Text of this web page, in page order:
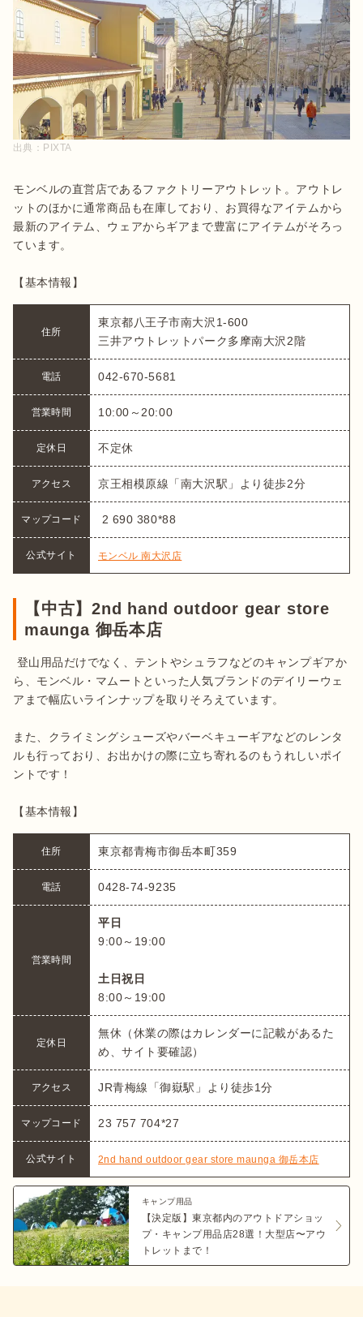
出典： PIXTA
モンベルの直営店であるファクトリーアウトレット。アウトレ
ットのほかに通常商品も在庫しており、お買得なアイテムから
最新のアイテム、ウェアからギアまで豊富にアイテムがそろっ
ています。
【基本情報】
住所
東京都八王子市南大沢1-600
三井アウトレットパーク多摩南大沢2階
電話 042-670-5681
営業時間 10:00～20:00
定休日 不定休
アクセス 京王相模原線「南大沢駅」より徒歩2分
マップコード 2 690 380*88
公式サイト モンベル 南大沢店
【中古】2nd hand outdoor gear store
maunga 御岳本店
ら、モンベル・マムートといった人気ブランドのデイリーウェ
アまで幅広いラインナップを取りそろえています。
また、クライミングシューズやバーベキューギアなどのレンタ
ルも行っており、お出かけの際に立ち寄れるのもうれしいポイ
ントです！
【基本情報】
住所 東京都青梅市御岳本町359
電話 0428-74-9235
営業時間
平日
9:00～19:00
土日祝日
定休日
無休（休業の際はカレンダーに記載があるた
め、サイト要確認）
アクセス JR青梅線「御嶽駅」より徒歩1分
マップコード 23 757 704*27
公式サイト 2nd hand outdoor gear store maunga 御岳本店
キャンプ用品
【決定版】東京都内のアウトドアショッ
プ・キャンプ用品店28選！大型店〜アウ
トレットまで！